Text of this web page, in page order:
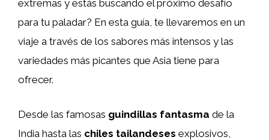
extremas y estás buscando el próximo desafío
para tu paladar? En esta guía, te llevaremos en un
viaje a través de los sabores más intensos y las
variedades más picantes que Asia tiene para
ofrecer.
Desde las famosas guindillas fantasma de la
India hasta las chiles tailandeses explosivos,